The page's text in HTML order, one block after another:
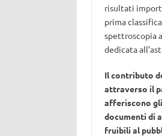
risultati
prima
spettroscopia
dedicata
Il contributo
attraverso il
afferiscono
documenti di
fruibili al